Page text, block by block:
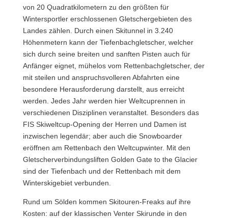
von 20 Quadratkilometern zu den größten für
Wintersportler erschlossenen Gletschergebieten des
Landes zählen. Durch einen Skitunnel in 3.240
Höhenmetern kann der Tiefenbachgletscher, welcher
sich durch seine breiten und sanften Pisten auch für
Anfänger eignet, mühelos vom Rettenbachgletscher, der
mit steilen und anspruchsvolleren Abfahrten eine
besondere Herausforderung darstellt, aus erreicht
werden. Jedes Jahr werden hier Weltcuprennen in
verschiedenen Disziplinen veranstaltet. Besonders das
FIS Skiweltcup-Opening der Herren und Damen ist
inzwischen legendär; aber auch die Snowboarder
eröffnen am Rettenbach den Weltcupwinter. Mit den
Gletscherverbindungsliften Golden Gate to the Glacier
sind der Tiefenbach und der Rettenbach mit dem
Winterskigebiet verbunden.
Rund um Sölden kommen Skitouren-Freaks auf ihre
Kosten: auf der klassischen Venter Skirunde in den